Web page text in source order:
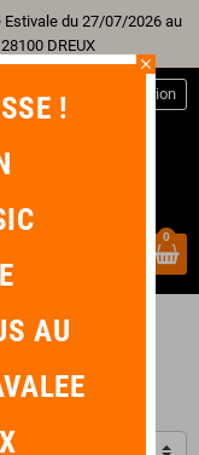
Estivale du 27/07/2026 au
DREUX
Connexion
0
close
!
AU